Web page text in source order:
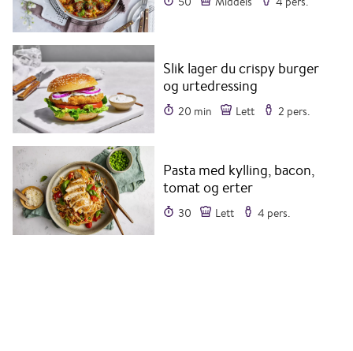
Slik lager du crispy burger
og urtedressing
20 min Lett 2 pers.
Pasta med kylling, bacon,
tomat og erter
30 Lett 4 pers.